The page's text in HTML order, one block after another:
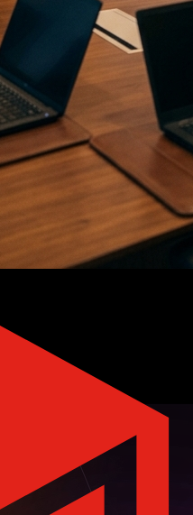
lavoro con successo
non verbale: la